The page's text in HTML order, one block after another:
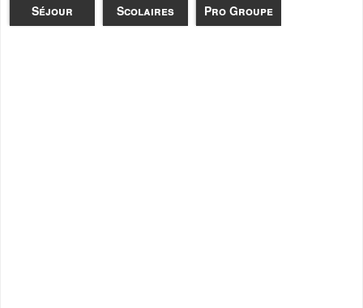
Séjour Scolaires
Pro Groupe